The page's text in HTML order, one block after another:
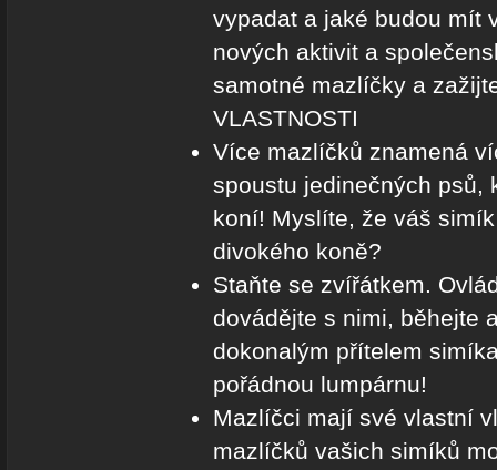
vypadat a jaké budou mít
nových aktivit a
samotné mazlíčky a
VLASTNOSTI
Více mazlíčků znamená
spoustu jedinečných psů,
koní! Myslíte, že váš
divokého koně?
Staňte se zvířátkem.
dovádějte s nimi, běhejte
dokonalým přítelem
pořádnou lumpárnu!
Mazlíčci mají své vlastní
mazlíčků vašich simíků